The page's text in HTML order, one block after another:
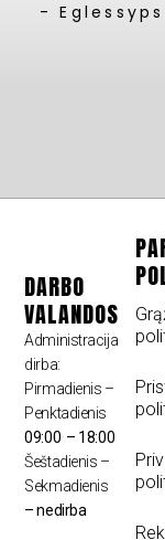
-
DARBO
VALANDOS
Administracija
dirba:
Pirmadienis –
Penktadienis
09:00 – 18:00
Šeštadienis –
Sekmadienis
– nedirba